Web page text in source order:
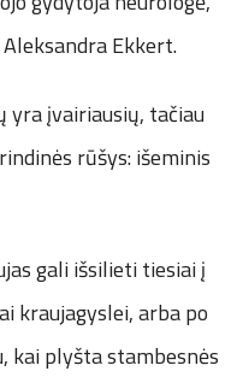
Ekkert.
yra įvairiausių, tačiau
rūšys: išeminis
gali išsilieti tiesiai į
kraujagyslei, arba po
kai plyšta stambesnės